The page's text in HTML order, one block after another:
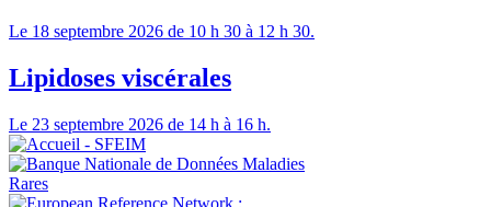
Le 18 septembre 2026 de 10 h 30 à 12 h 30.
Lipidoses viscérales
Le 23 septembre 2026 de 14 h à 16 h.